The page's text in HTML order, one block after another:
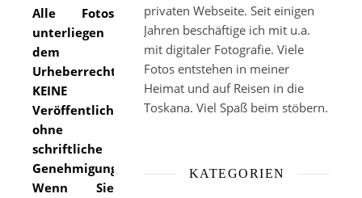
Alle Fotos
unterliegen
dem
Urheberrecht.
KEINE
Veröffentlichung
ohne
schriftliche
Genehmigung.
Wenn Sie
privaten Webseite. Seit einigen
Jahren beschäftige ich mit u.a.
mit digitaler Fotografie. Viele
Fotos entstehen in meiner
Heimat und auf Reisen in die
Toskana. Viel Spaß beim stöbern.
KATEGORIEN